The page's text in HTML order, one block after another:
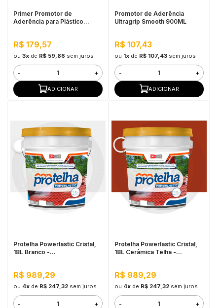
Primer Promotor de
Aderência para Plástico
R$ 179,57
ou 3xde R$ 59,86 sem juros
- +
ADICIONAR
Promotor de Aderência
Ultragrip Smooth 900ML
R$ 107,43
ou 1xde R$ 107,43 sem juros
- +
ADICIONAR
Protelha Powerlastic Cristal,
18L Branco -
R$ 989,29
ou 4xde R$ 247,32 sem juros
- +
Protelha Powerlastic Cristal,
18L Cerâmica Telha -
R$ 989,29
ou 4xde R$ 247,32 sem juros
- +